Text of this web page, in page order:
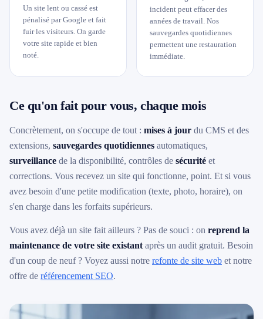
Un site lent ou cassé est
pénalisé par Google et fait
fuir les visiteurs. On garde
votre site rapide et bien
noté.
incident peut effacer des
années de travail. Nos
sauvegardes quotidiennes
permettent une restauration
immédiate.
Ce qu'on fait pour vous, chaque mois
Concrètement, on s'occupe de tout : mises à jour du CMS et des
extensions, sauvegardes quotidiennes automatiques,
surveillance de la disponibilité, contrôles de sécurité et
corrections. Vous recevez un site qui fonctionne, point. Et si vous
avez besoin d'une petite modification (texte, photo, horaire), on
s'en charge dans les forfaits supérieurs.
Vous avez déjà un site fait ailleurs ? Pas de souci : on reprend la
maintenance de votre site existant après un audit gratuit. Besoin
d'un coup de neuf ? Voyez aussi notre refonte de site web et notre
offre de référencement SEO.